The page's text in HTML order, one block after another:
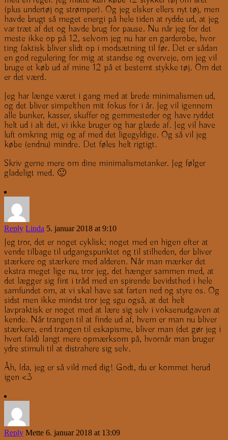
(plus undertøj og strømper). Og jeg elsker ellers nyt tøj, men
havde brugt så meget energi på hele tiden at rydde ud, at jeg
var træt af det og havde brug for pause. Nu når jeg for det
meste ikke op på 12, selvom jeg nu har en garderobe, hvor
ting faktisk bliver slidt op i modsætning til før. Det er sådan
en god regulering for mig at standse og overveje, om jeg vil
bruge et køb ud af mine 12 på et bestemt stykke tøj. Om det
er det værd.
Jeg har længe været i gang med at brede minimalismen ud,
og det bliver simpelthen mit fokus for i år. Jeg vil igennem
alle bunker, kasser, skuffer og gemmesteder og have ryddet
helt ud i alt det, vi ikke bruger og har glæde af. Jeg vil have
luft omkring mig og af med det ligegyldige. Og så vil jeg
købe (endnu) mindre. Det føles helt rigtigt.
Skriv gerne mere om dine minimalismetanker. Jeg følger
gladeligt med. 🙂
Reply Linda 5. januar 2018 at 9:10
Jeg tror, det er noget cyklisk; noget med en higen efter at
vende tilbage til udgangspunktet og til stilheden, der bliver
stærkere og stærkere med alderen. Når man mærker det
ekstra meget lige nu, tror jeg, det hænger sammen med, at
det lægger sig fint i tråd med en spirende bevidsthed i hele
samfundet om, at vi skal have sat farten ned og styre os. Og
sidst men ikke mindst tror jeg sgu også, at det helt
lavpraktisk er noget med at lære sig selv i voksenudgaven at
kende. Når trangen til at finde ud af, hvem er man nu bliver
stærkere, end trangen til eskapisme, bliver man (det gør jeg i
hvert fald) langt mere opmærksom på, hvornår man bruger
ydre stimuli til at distrahere sig selv.
Åh, Ida, jeg er så vild med dig! Godt, du er kommet herud
igen <3
Reply Mette 6. januar 2018 at 13:09